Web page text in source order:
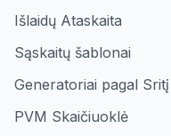
Išlaidų Ataskaita
Sąskaitų šablonai
Generatoriai pagal Sritį
PVM Skaičiuoklė